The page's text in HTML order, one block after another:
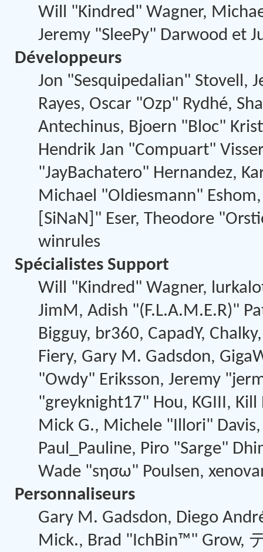
Will "Kindred" Wagner,
Jeremy "SleePy" Darwood et
Développeurs
Jon "Sesquipedalian" Stovell,
Rayes, Oscar "Ozp" Rydhé,
Antechinus, Bjoern "Bloc"
Hendrik Jan "Compuart"
"JayBachatero" Hernandez,
Michael "Oldiesmann"
[SiNaN]" Eser, Theodore
winrules
Spécialistes Support
Will "Kindred" Wagner,
JimM, Adish "(F.L.A.M.E.R)"
Bigguy, br360, CapadY,
Fiery, Gary M. Gadsdon,
"Owdy" Eriksson, Jeremy
"greyknight17" Hou, KGIII,
Mick G., Michele "Illori"
Paul_Pauline, Piro "Sarge"
Wade "sησω" Poulsen,
Personnaliseurs
Gary M. Gadsdon, Diego
Mick., Brad "IchBin™" Grow,